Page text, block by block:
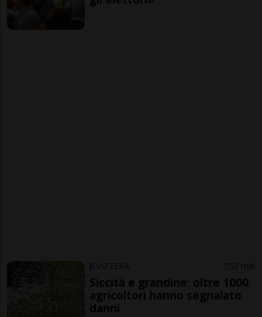
SVIZZERA 52 min
Siccità e grandine: oltre 1000
agricoltori hanno segnalato
danni